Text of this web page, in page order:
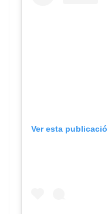
Ver esta